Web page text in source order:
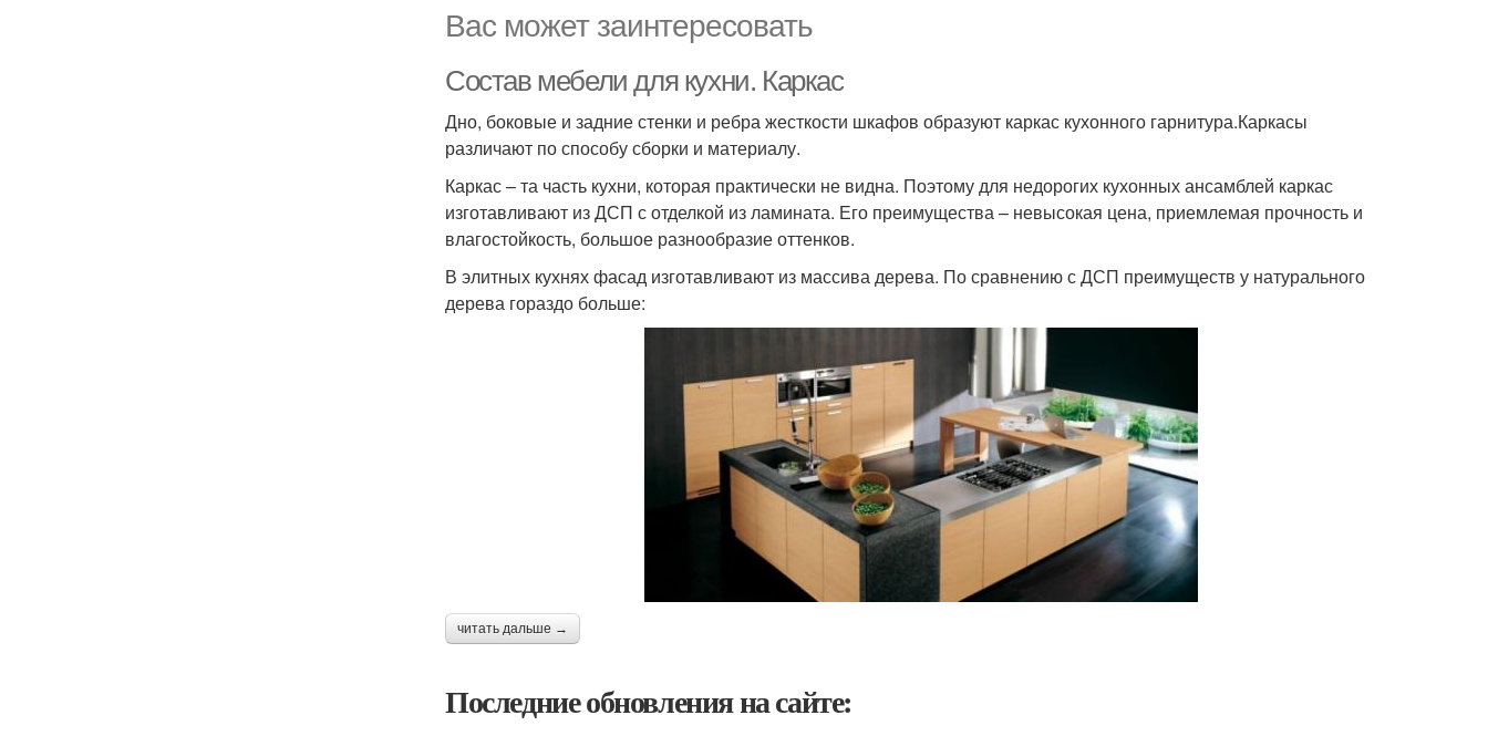
Вас может заинтересовать
Состав мебели для кухни. Каркас
Дно, боковые и задние стенки и ребра жесткости шкафов образуют каркас кухонного гарнитура.Каркасы
различают по способу сборки и материалу.
Каркас – та часть кухни, которая практически не видна. Поэтому для недорогих кухонных ансамблей каркас
изготавливают из ДСП с отделкой из ламината. Его преимущества – невысокая цена, приемлемая прочность и
влагостойкость, большое разнообразие оттенков.
В элитных кухнях фасад изготавливают из массива дерева. По сравнению с ДСП преимуществ у натурального
дерева гораздо больше:
читать дальше →
Последние обновления на сайте: